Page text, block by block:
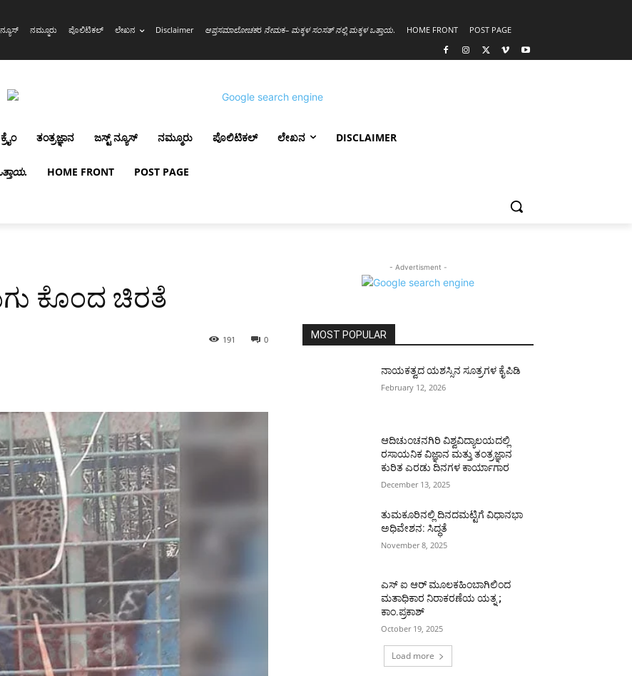
ನಮ್ಮೂರು ಪೊಲಿಟಿಕಲ್ ಲೇಖನ Disclaimer ಆಪ್ತಸಮಾಲೋಚಕರ ನೇಮಕ– ಮಕ್ಕಳ ಸಂಸತ್ ನಲ್ಲಿ ಮಕ್ಕಳ ಒತ್ತಾಯ. HOME FRONT POST PAGE
ಕ್ರೈಂ ತಂತ್ರಜ್ಞಾನ ಜಸ್ಟ್ ನ್ಯೂಸ್ ನಮ್ಮೂರು ಪೊಲಿಟಿಕಲ್ ಲೇಖನ DISCLAIMER
. HOME FRONT POST PAGE
ಕೊಂದ ಚಿರತೆ
0
191
- Advertisment -
MOST POPULAR
ನಾಯಕತ್ವದ ಯಶಸ್ಸಿನ ಸೂತ್ರಗಳ ಕೈಪಿಡಿ
February 12, 2026
ಆದಿಚುಂಚನಗಿರಿ ವಿಶ್ವವಿದ್ಯಾಲಯದಲ್ಲಿ
ರಸಾಯನಿಕ ವಿಜ್ಞಾನ ಮತ್ತು ತಂತ್ರಜ್ಞಾನ
ಕುರಿತ ಎರಡು ದಿನಗಳ ಕಾರ್ಯಾಗಾರ
December 13, 2025
ತುಮಕೂರಿನಲ್ಲಿ ದಿನದಮಟ್ಟಿಗೆ ವಿಧಾನಭಾ
ಅಧಿವೇಶನ: ಸಿದ್ಧತೆ
November 8, 2025
ಎಸ್ ಐ ಆರ್ ಮೂಲಕಹಿಂಬಾಗಿಲಿಂದ
ಮತಾಧಿಕಾರ ನಿರಾಕರಣೆಯ ಯತ್ನ ;
ಕಾಂ.ಪ್ರಕಾಶ್
October 19, 2025
Load more